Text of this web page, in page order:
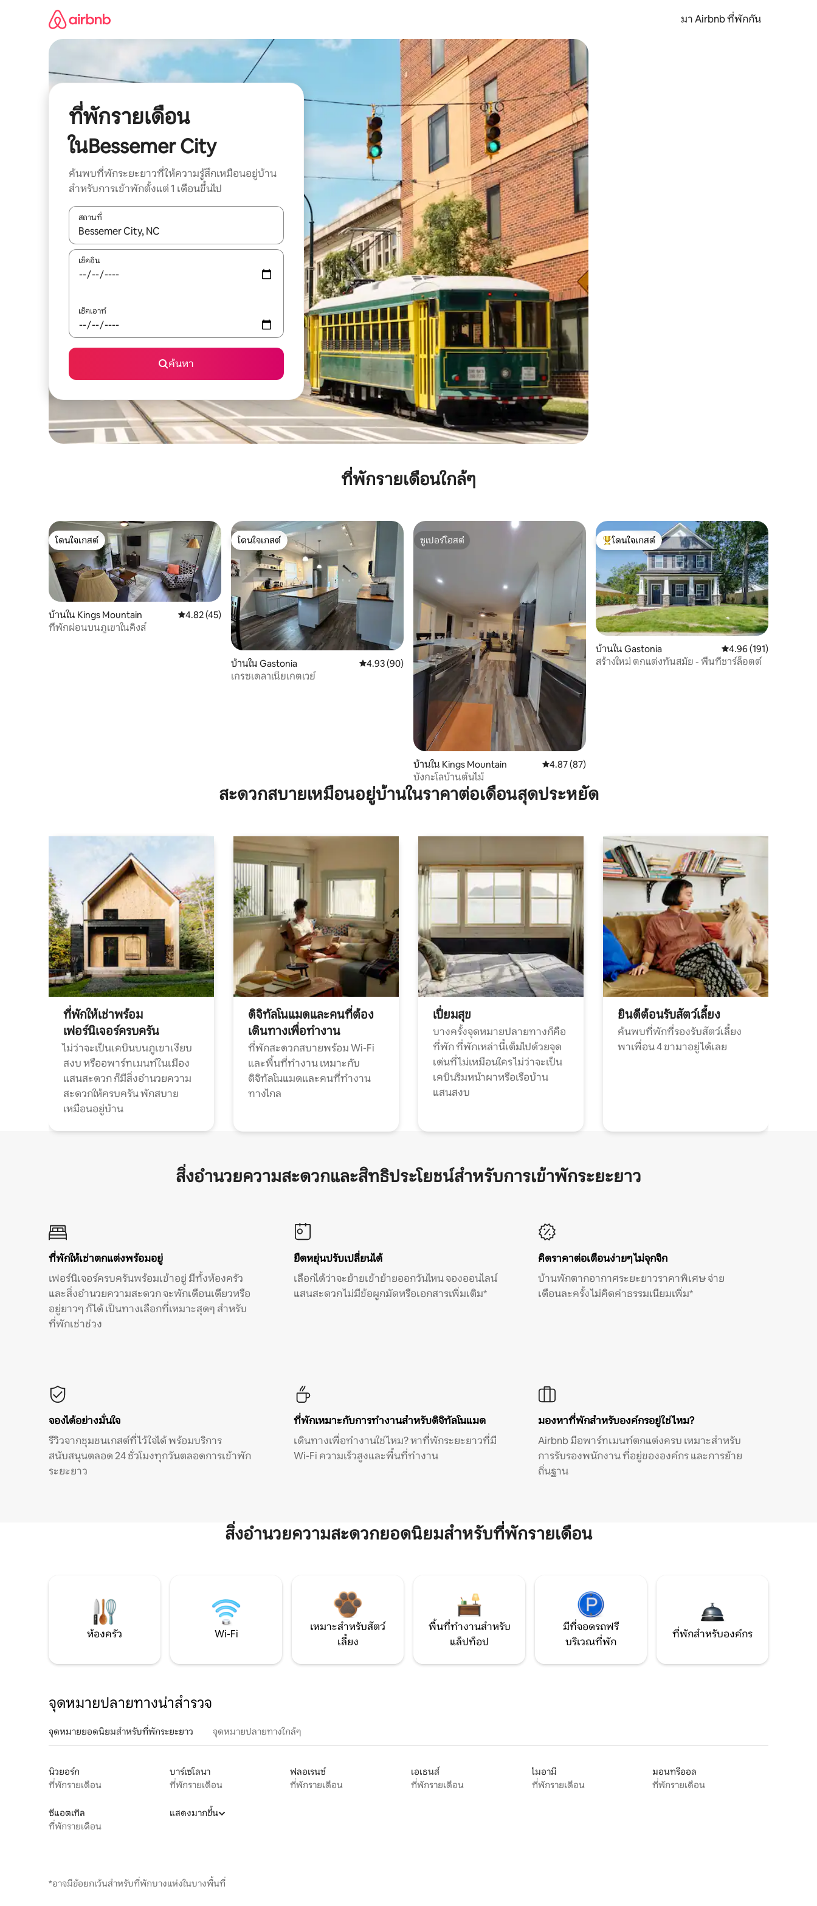
มา Airbnb ที่พักกัน
ที่พักรายเดือน
ในBessemer City
ค้นพบที่พักระยะยาวที่ให้ความรู้สึกเหมือนอยู่บ้าน
สำหรับการเข้าพักตั้งแต่ 1 เดือนขึ้นไป
สถานที่
ใช้ลูกศรขึ้นลง หรือใช้การสัมผัสหรือปัด เพื่อสำรวจผลการค้นหา
เช็คอิน
เช็คเอาท์
ค้นหา
ที่พักรายเดือนใกล้ๆ
โดนใจเกสต์
โดนใจเกสต์
บ้านใน Kings Mountain คะแนนเฉลี่ย 4.82 จาก 5, 45 รีวิว
4.82 (45)
ที่พักผ่อนบนภูเขาในคิงส์
โดนใจเกสต์
โดนใจเกสต์
บ้านใน Gastonia คะแนนเฉลี่ย 4.93 จาก 5, 90 รีวิว
4.93 (90)
เกรซเดลาเนียเกตเวย์
ซูเปอร์โฮสต์
ซูเปอร์โฮสต์
บ้านใน Kings Mountain คะแนนเฉลี่ย 4.87 จาก 5, 87 รีวิว
4.87 (87)
บังกะโลบ้านต้นไม้
โดนใจเกสต์ที่สุด
โดนใจเกสต์
บ้านใน Gastonia คะแนนเฉลี่ย 4.96 จาก
4.96 (191)
สร้างใหม่ ตกแต่งทันสมัย - พื้นที่ชาร์ล็อตต์
สะดวกสบายเหมือนอยู่บ้านในราคาต่อเดือนสุดประหยัด
ที่พักให้เช่าพร้อม
เฟอร์นิเจอร์ครบครัน
ไม่ว่าจะเป็นเคบินบนภูเขาเงียบ
สงบ หรืออพาร์ทเมนท์ในเมือง
แสนสะดวก ก็มีสิ่งอำนวยความ
สะดวกให้ครบครัน พักสบาย
เหมือนอยู่บ้าน
ดิจิทัลโนแมดและคนที่ต้อง
เดินทางเพื่อทำงาน
ที่พักสะดวกสบายพร้อม Wi-Fi
และพื้นที่ทำงาน เหมาะกับ
ดิจิทัลโนแมดและคนที่ทำงาน
ทางไกล
เปี่ยมสุข
บางครั้งจุดหมายปลายทางก็คือ
ที่พัก ที่พักเหล่านี้เต็มไปด้วยจุด
เด่นที่ไม่เหมือนใคร ไม่ว่าจะเป็น
เคบินริมหน้าผาหรือเรือบ้าน
แสนสงบ
ยินดีต้อนรับสัตว์เลี้ยง
ค้นพบที่พักที่รองรับสัตว์เลี้ยง
พาเพื่อน 4 ขามาอยู่ได้เลย
สิ่งอำนวยความสะดวกและสิทธิประโยชน์สำหรับการเข้าพักระยะยาว
ที่พักให้เช่าตกแต่งพร้อมอยู่
เฟอร์นิเจอร์ครบครันพร้อมเข้าอยู่ มีทั้งห้องครัว
และสิ่งอำนวยความสะดวก จะพักเดือนเดียวหรือ
อยู่ยาวๆ ก็ได้ เป็นทางเลือกที่เหมาะสุดๆ สำหรับ
ที่พักเช่าช่วง
ยืดหยุ่นปรับเปลี่ยนได้
เลือกได้ว่าจะย้ายเข้าย้ายออกวันไหน จองออนไลน์
แสนสะดวก ไม่มีข้อผูกมัดหรือเอกสารเพิ่มเติม*
คิดราคาต่อเดือนง่ายๆ ไม่จุกจิก
บ้านพักตากอากาศระยะยาวราคาพิเศษ จ่าย
เดือนละครั้ง ไม่คิดค่าธรรมเนียมเพิ่ม*
จองได้อย่างมั่นใจ
รีวิวจากชุมชนเกสต์ที่ไว้ใจได้ พร้อมบริการ
สนับสนุนตลอด 24 ชั่วโมงทุกวันตลอดการเข้าพัก
ระยะยาว
ที่พักเหมาะกับการทำงานสำหรับดิจิทัลโนแมด
เดินทางเพื่อทำงานใช่ไหม? หาที่พักระยะยาวที่มี
Wi-Fi ความเร็วสูงและพื้นที่ทำงาน
มองหาที่พักสำหรับองค์กรอยู่ใช่ไหม?
Airbnb มีอพาร์ทเมนท์ตกแต่งครบ เหมาะสำหรับ
การรับรองพนักงาน ที่อยู่ขององค์กร และการย้าย
ถิ่นฐาน
สิ่งอำนวยความสะดวกยอดนิยมสำหรับที่พักรายเดือน
ห้องครัว Wi-Fi
เหมาะสำหรับสัตว์
เลี้ยง
พื้นที่ทำงานสำหรับ
แล็ปท็อป
มีที่จอดรถฟรี
บริเวณที่พัก
ที่พักสำหรับองค์กร
จุดหมายปลายทางน่าสำรวจ
จุดหมายยอดนิยมสำหรับที่พักระยะยาว จุดหมายปลายทางใกล้ๆ
นิวยอร์ก
ที่พักรายเดือน
บาร์เซโลนา
ที่พักรายเดือน
ฟลอเรนซ์
ที่พักรายเดือน
เอเธนส์
ที่พักรายเดือน
ไมอามี
ที่พักรายเดือน
มอนทรีออล
ที่พักรายเดือน
ซีแอตเทิล
ที่พักรายเดือน
แสดงมากขึ้น
*อาจมีข้อยกเว้นสำหรับที่พักบางแห่งในบางพื้นที่